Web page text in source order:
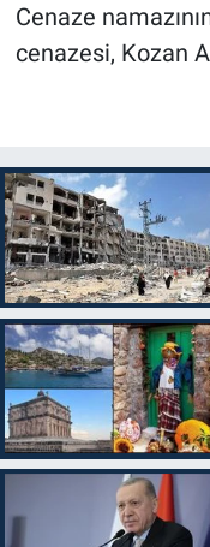
Cenaze
cenazesi, Kozan